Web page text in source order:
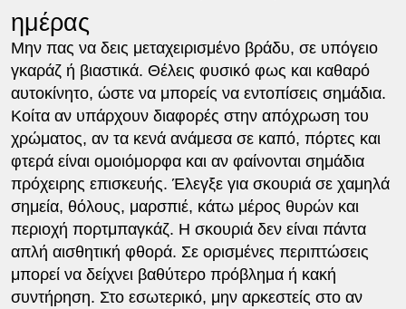
ημέρας
Μην πας να δεις μεταχειρισμένο βράδυ, σε υπόγειο
γκαράζ ή βιαστικά. Θέλεις φυσικό φως και καθαρό
αυτοκίνητο, ώστε να μπορείς να εντοπίσεις σημάδια.
Κοίτα αν υπάρχουν διαφορές στην απόχρωση του
χρώματος, αν τα κενά ανάμεσα σε καπό, πόρτες και
φτερά είναι ομοιόμορφα και αν φαίνονται σημάδια
πρόχειρης επισκευής. Έλεγξε για σκουριά σε χαμηλά
σημεία, θόλους, μαρσπιέ, κάτω μέρος θυρών και
περιοχή πορτμπαγκάζ. Η σκουριά δεν είναι πάντα
απλή αισθητική φθορά. Σε ορισμένες περιπτώσεις
μπορεί να δείχνει βαθύτερο πρόβλημα ή κακή
συντήρηση. Στο εσωτερικό, μην αρκεστείς στο αν